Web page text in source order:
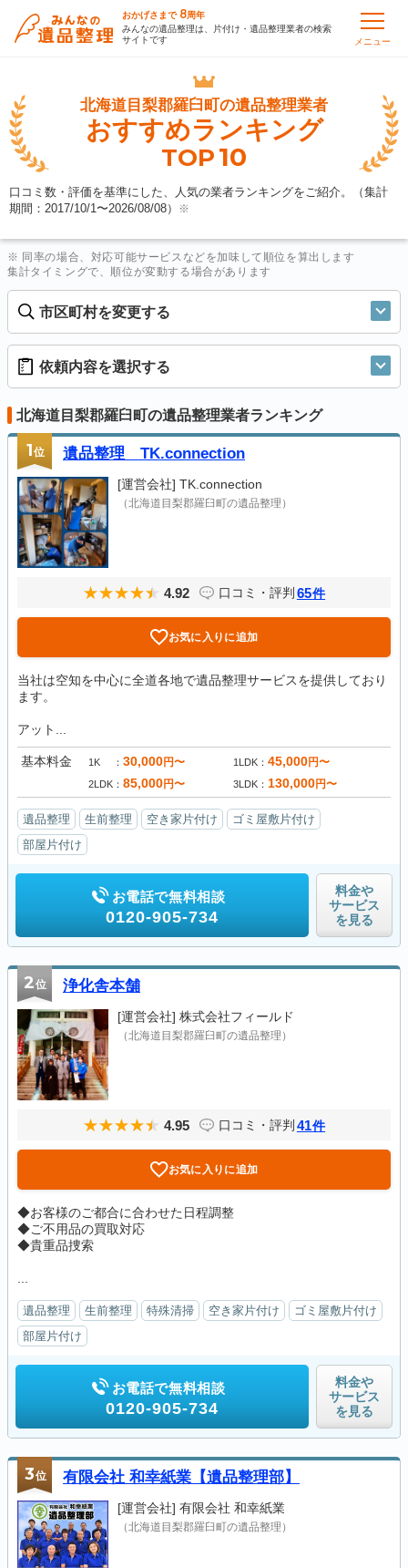
おかげさまで 8周年
みんなの遺品整理は、片付け・遺品整理業者の検索
サイトです
メニュー
北海道目梨郡羅臼町の遺品整理業者
おすすめランキング
TOP10
口コミ数・評価を基準にした、人気の業者ランキングをご紹介。（集計
期間：2017/10/1〜2026/08/08） ※
※ 同率の場合、対応可能サービスなどを加味して順位を算出します
集計タイミングで、順位が変動する場合があります
市区町村を変更する
依頼内容を選択する
北海道目梨郡羅臼町の遺品整理業者ランキング
1位 遺品整理 TK.connection
[運営会社] TK.connection
（北海道目梨郡羅臼町の遺品整理）
4.92 口コミ・評判 65件
お気に入りに追加
当社は空知を中心に全道各地で遺品整理サービスを提供しており
ます。
アット...
基本料金 1K 30,000円〜 1LDK 45,000円〜
2LDK 85,000円〜 3LDK 130,000円〜
遺品整理 生前整理 空き家片付け
ゴミ屋敷片付け
部屋片付け
お電話で無料相談
0120-905-734
料金や
サービス
を見る
2位 浄化舎本舗
[運営会社] 株式会社フィールド
（北海道目梨郡羅臼町の遺品整理）
4.95 口コミ・評判 41件
お気に入りに追加
◆お客様のご都合に合わせた日程調整
◆ご不用品の買取対応
◆貴重品捜索
遺品整理 生前整理 特殊清掃 空き家片付け
ゴミ屋敷片付け
部屋片付け
お電話で無料相談
0120-905-734
料金や
サービス
を見る
3位 有限会社 和幸紙業【遺品整理部】
[運営会社] 有限会社 和幸紙業
（北海道目梨郡羅臼町の遺品整理）